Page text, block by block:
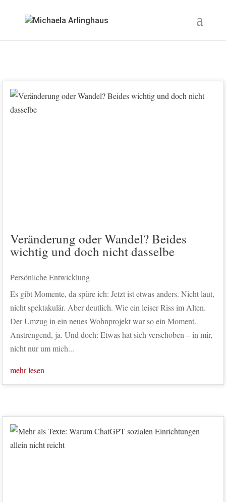
Veränderung oder Wandel? Beides
wichtig und doch nicht dasselbe
Persönliche Entwicklung
Es gibt Momente, da spüre ich: Jetzt ist etwas anders. Nicht laut,
nicht spektakulär. Aber deutlich. Wie ein leiser Riss im Alten.
Der Umzug in ein neues Wohnprojekt war so ein Moment.
Anstrengend, ja. Und doch: Etwas hat sich verschoben – in mir,
nicht nur um mich...
mehr lesen